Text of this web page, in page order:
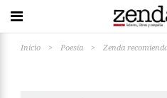
Inicio > Poesía > Zenda